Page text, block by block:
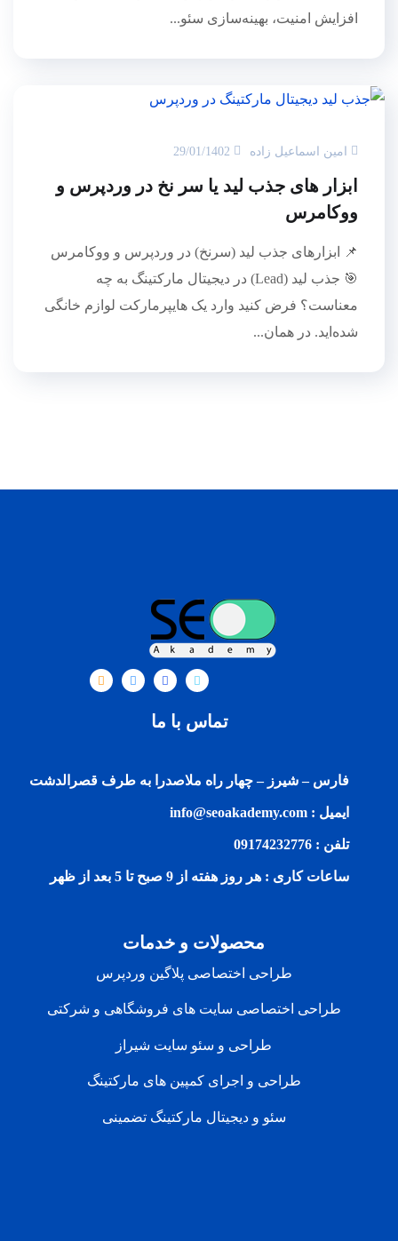
افزایش امنیت، بهینه‌سازی سئو...
امین اسماعیل زاده 29/01/1402
ابزار های جذب لید یا سر نخ در وردپرس و
ووکامرس
📌 ابزارهای جذب لید (سرنخ) در وردپرس و ووکامرس
🎯 جذب لید (Lead) در دیجیتال مارکتینگ به چه
معناست؟ فرض کنید وارد یک هایپرمارکت لوازم خانگی
شده‌اید. در همان...
تماس با ما
فارس – شیرز – چهار راه ملاصدرا به طرف قصرالدشت
ایمیل : info@seoakademy.com
تلفن : 09174232776
ساعات کاری : هر روز هفته از 9 صبح تا 5 بعد از ظهر
محصولات و خدمات
طراحی اختصاصی پلاگین وردپرس
طراحی اختصاصی سایت های فروشگاهی و شرکتی
طراحی و سئو سایت شیراز
طراحی و اجرای کمپین های مارکتینگ
سئو و دیجیتال مارکتینگ تضمینی